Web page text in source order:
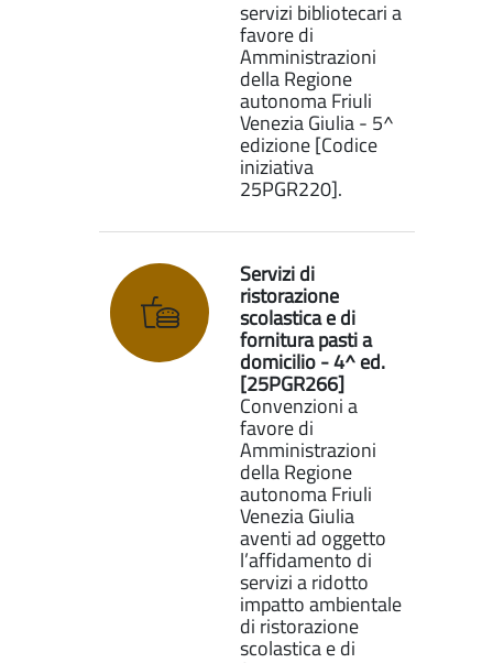
servizi bibliotecari a
favore di
Amministrazioni
della Regione
autonoma Friuli
Venezia Giulia - 5^
edizione [Codice
iniziativa
25PGR220].
Servizi di
ristorazione
scolastica e di
fornitura pasti a
domicilio - 4^ ed.
[25PGR266]
Convenzioni a
favore di
Amministrazioni
della Regione
autonoma Friuli
Venezia Giulia
aventi ad oggetto
l’affidamento di
servizi a ridotto
impatto ambientale
di ristorazione
scolastica e di